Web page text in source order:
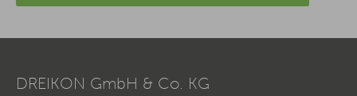
DREIKON GmbH & Co. KG